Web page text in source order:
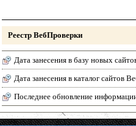
Реестр ВебПроверки
Дата занесения в базу новых
Дата занесения в каталог сайтов
Последнее обновление